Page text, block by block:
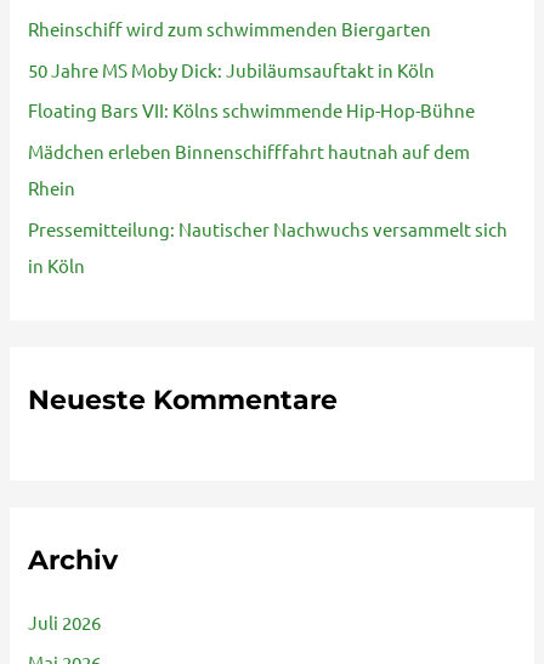
n
a
c
h
:
Rheinschiff wird zum schwimmenden Biergarten
50 Jahre MS Moby Dick: Jubiläumsauftakt in Köln
Floating Bars VII: Kölns schwimmende Hip-Hop-Bühne
Mädchen erleben Binnenschifffahrt hautnah auf dem
Rhein
Pressemitteilung: Nautischer Nachwuchs versammelt sich
in Köln
Neueste Kommentare
Archiv
Juli 2026